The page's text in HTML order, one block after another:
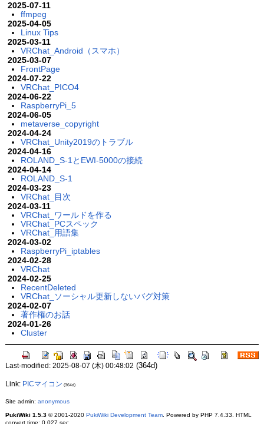
2025-07-11
ffmpeg
2025-04-05
Linux Tips
2025-03-11
VRChat_Android（スマホ）
2025-03-07
FrontPage
2024-07-22
VRChat_PICO4
2024-06-22
RaspberryPi_5
2024-06-05
metaverse_copyright
2024-04-24
VRChat_Unity2019のトラブル
2024-04-16
ROLAND_S-1とEWI-5000の接続
2024-04-14
ROLAND_S-1
2024-03-23
VRChat_目次
2024-03-11
VRChat_ワールドを作る
VRChat_PCスペック
VRChat_用語集
2024-03-02
RaspberryPi_iptables
2024-02-28
VRChat
2024-02-25
RecentDeleted
VRChat_ソーシャル更新しないバグ対策
2024-02-07
著作権のお話
2024-01-26
Cluster
Last-modified: 2025-08-07 (木) 00:48:02 (364d)
Link: PICマイコン (364d)
Site admin: anonymous
PukiWiki 1.5.3© 2001-2020 PukiWiki Development Team. Powered by PHP 7.4.33. HTML
convert time: 0.027 sec.